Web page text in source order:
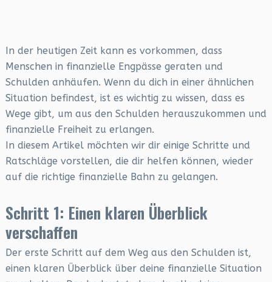
In der heutigen Zeit kann es vorkommen, dass
Menschen in finanzielle Engpässe geraten und
Schulden anhäufen. Wenn du dich in einer ähnlichen
Situation befindest, ist es wichtig zu wissen, dass es
Wege gibt, um aus den Schulden herauszukommen und
finanzielle Freiheit zu erlangen.
In diesem Artikel möchten wir dir einige Schritte und
Ratschläge vorstellen, die dir helfen können, wieder
auf die richtige finanzielle Bahn zu gelangen.
Schritt 1: Einen klaren Überblick
verschaffen
Der erste Schritt auf dem Weg aus den Schulden ist,
einen klaren Überblick über deine finanzielle Situation